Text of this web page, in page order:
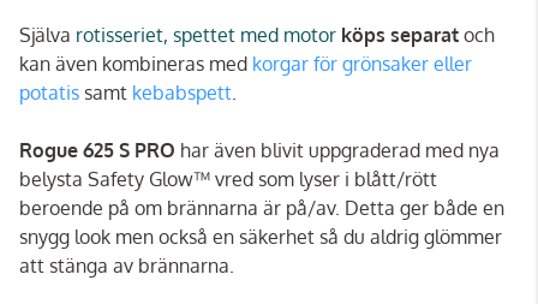
Själva rotisseriet, spettet med motor köps separat och
kan även kombineras med korgar för grönsaker eller
potatis samt kebabspett
Rogue 625 S PRO har även blivit uppgraderad med nya
belysta Safety Glow™ vred som lyser i blått/rött
beroende på om brännarna är på/av. Detta ger både en
snygg look men också en säkerhet så du aldrig glömmer
att stänga av brännarna.